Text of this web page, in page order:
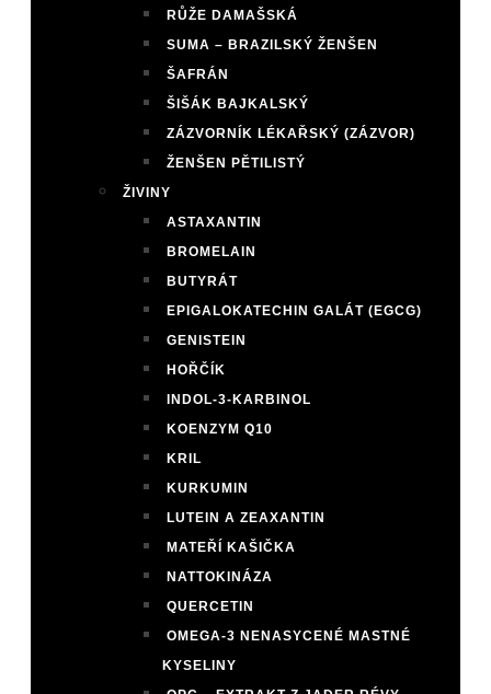
RŮŽE DAMAŠSKÁ
SUMA – BRAZILSKÝ ŽENŠEN
ŠAFRÁN
ŠIŠÁK BAJKALSKÝ
ZÁZVORNÍK LÉKAŘSKÝ (ZÁZVOR)
ŽENŠEN PĚTILISTÝ
ŽIVINY
ASTAXANTIN
BROMELAIN
BUTYRÁT
EPIGALOKATECHIN GALÁT (EGCG)
GENISTEIN
HOŘČÍK
INDOL-3-KARBINOL
KOENZYM Q10
KRIL
KURKUMIN
LUTEIN A ZEAXANTIN
MATEŘÍ KAŠIČKA
NATTOKINÁZA
QUERCETIN
OMEGA-3 NENASYCENÉ MASTNÉ
KYSELINY